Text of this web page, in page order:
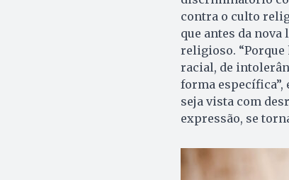
contra o culto
que antes da
religioso.
racial, de
forma específica”,
seja vista com
expressão, se